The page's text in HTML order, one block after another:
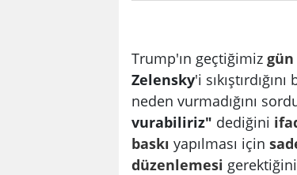
Trump'ın geçtiğimiz gün
Zelensky'i
neden vurmadığını
vurabiliriz" dediğini
baskı yapılması için
düzenlemesi